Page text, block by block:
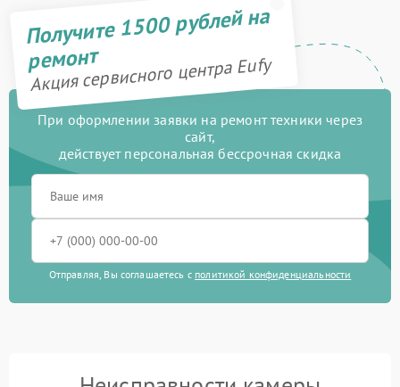
Получите 1500 рублей на
ремонт
Акция сервисного центра Eufy
При оформлении заявки на ремонт техники через
сайт,
действует персональная бессрочная скидка
Отправляя, Вы соглашаетесь с политикой конфиденциальности